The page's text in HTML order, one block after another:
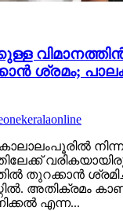
ശ്രമം;
തുറക്കാന്‍
അതിക്രമം
എന്ന...